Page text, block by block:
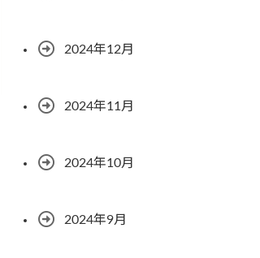
2024年12月
2024年11月
2024年10月
2024年9月